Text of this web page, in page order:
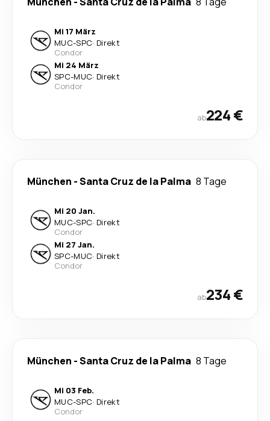
Mi 17 März
MUC-SPC· Direkt
Condor
Mi 24 März
SPC-MUC· Direkt
Condor
ab224 €
München -Santa Cruz de la Palma 8 Tage
Mi 20 Jan.
MUC-SPC· Direkt
Condor
Mi 27 Jan.
SPC-MUC· Direkt
Condor
ab234 €
München -Santa Cruz de la Palma 8 Tage
Mi 03 Feb.
MUC-SPC· Direkt
Condor